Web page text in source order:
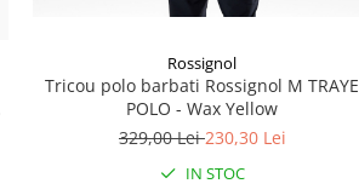
Rossignol
Tricou polo barbati Rossignol M TRAYE
POLO - Wax Yellow
329,00 Lei230,30 Lei
IN STOC